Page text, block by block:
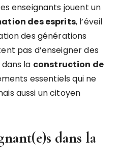
enseignants jouent un
ation desesprits, l’éveil
des générations
pas d’enseigner des
la construction de
essentiels qui ne
aussi un citoyen
dans la